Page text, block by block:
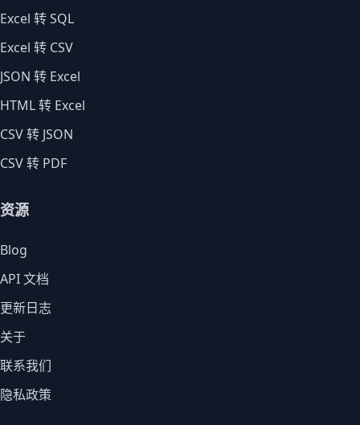
Excel 转 SQL
Excel 转 CSV
JSON 转 Excel
HTML 转 Excel
CSV 转 JSON
CSV 转 PDF
资源
Blog
API 文档
更新日志
关于
联系我们
隐私政策